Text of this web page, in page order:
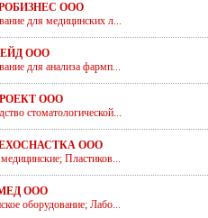
ООО
для медицинских л...
ООО
для анализа фармп...
ООО
стоматологической...
ООО
Пластиков...
ООО
оборудование; Лабо...